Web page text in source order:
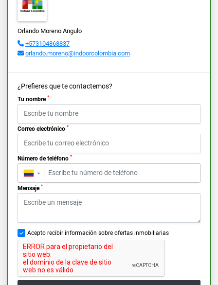
Orlando Moreno Angulo
+573104868837
orlando.moreno@indoorcolombia.com
¿Prefieres que te contactemos?
Tu nombre *
Correo electrónico *
Número de teléfono *
▼
Mensaje *
Acepto recibir información sobre ofertas inmobiliarias